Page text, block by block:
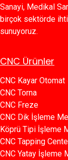
Sanayi, Medikal
birçok sektörde
sunuyoruz.
CNC Ürünler
CNC Kayar Otomat
CNC Torna
CNC Freze
CNC Dik İşleme
Köprü Tipi İşleme
C​​NC Tapping
CNC Yatay İşleme